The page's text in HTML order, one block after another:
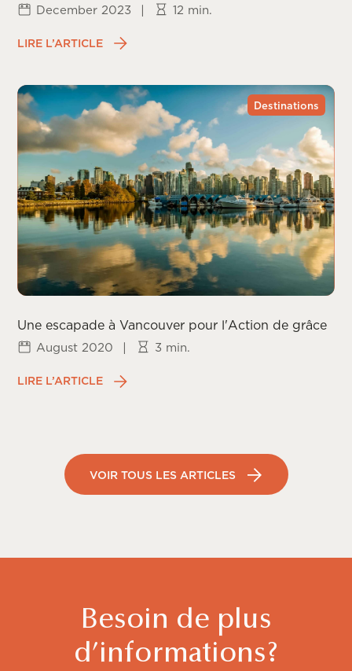
December 2023 | 12 min.
LIRE L’ARTICLE
Destinations
Une escapade à Vancouver pour l'Action de grâce
August 2020 | 3 min.
LIRE L’ARTICLE
VOIR TOUS LES ARTICLES
Besoin de plus
d’informations?